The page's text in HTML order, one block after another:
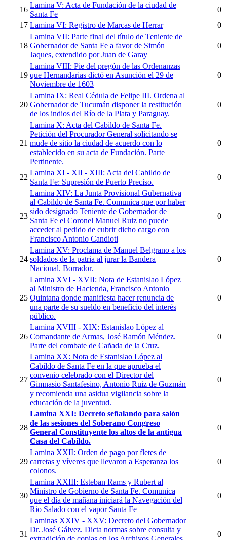
16
Lamina V: Acta de Fundación de la ciudad de
Santa Fe
0
17 Lamina VI: Registro de Marcas de Herrar 0
18
Lamina VII: Parte final del título de Teniente de
Gobernador de Santa Fe a favor de Simón
Jaques, extendido por Juan de Garay
0
19
Lamina VIII: Pie del pregón de las Ordenanzas
que Hernandarias dictó en Asunción el 29 de
Noviembre de 1603
0
20
Lamina IX: Real Cédula de Felipe III. Ordena al
Gobernador de Tucumán disponer la restitución
de los indios del Río de la Plata y Paraguay.
0
21
Lamina X: Acta del Cabildo de Santa Fe.
Petición del Procurador General solicitando se
mude de sitio la ciudad de acuerdo con lo
establecido en su acta de Fundación. Parte
Pertinente.
0
22
Lamina XI - XII - XIII: Acta del Cabildo de
Santa Fe: Supresión de Puerto Preciso.
0
23
Lamina XIV: La Junta Provisional Gubernativa
al Cabildo de Santa Fe. Comunica que por haber
sido designado Teniente de Gobernador de
Santa Fe el Coronel Manuel Ruiz no puede
acceder al pedido de cubrir dicho cargo con
Francisco Antonio Candioti
0
24
Lamina XV: Proclama de Manuel Belgrano a los
soldados de la patria al jurar la Bandera
Nacional. Borrador.
0
25
Lamina XVI - XVII: Nota de Estanislao López
al Ministro de Hacienda, Francisco Antonio
Quintana donde manifiesta hacer renuncia de
una parte de su sueldo en beneficio del interés
público.
0
26
Lamina XVIII - XIX: Estanislao López al
Comandante de Armas, José Ramón Méndez.
Parte del combate de Cañada de la Cruz.
0
27
Lamina XX: Nota de Estanislao López al
Cabildo de Santa Fe en la que aprueba el
convenio celebrado con el Director del
Gimnasio Santafesino, Antonio Ruiz de Guzmán
y recomienda una asidua vigilancia sobre la
educación de la juventud.
0
28
Lamina XXI: Decreto señalando para salón
de las sesiones del Soberano Congreso
General Constituyente los altos de la antigua
Casa del Cabildo.
0
29
Lamina XXII: Orden de pago por fletes de
carretas y víveres que llevaron a Esperanza los
colonos.
0
30
Lamina XXIII: Esteban Rams y Rubert al
Ministro de Gobierno de Santa Fe. Comunica
que el día de mañana iniciará la Navegación del
Rio Salado con el vapor Santa Fe
0
31
Laminas XXIV - XXV: Decreto del Gobernador
Dr. José Gálvez. Dicta normas sobre consulta y
0